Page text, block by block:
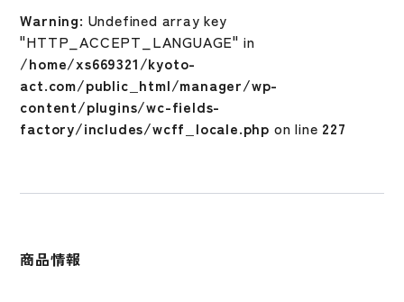
グ
ラ
ブ
硬
式
用
野
応
Warning: Undefined array key
"HTTP_ACCEPT_LANGUAGE" in
/home/xs669321/kyoto-
act.com/public_html/manager/wp-
content/plugins/wc-fields-
factory/includes/wcff_locale.php on line 227
商品情報